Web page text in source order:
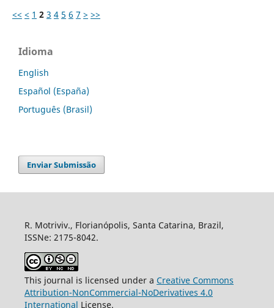
<< < 1 2 3 4 5 6 7 > >>
Idioma
English
Español (España)
Português (Brasil)
Enviar Submissão
R. Motriviv., Florianópolis, Santa Catarina, Brazil,
ISSNe: 2175-8042.
This journal is licensed under a Creative Commons
Attribution-NonCommercial-NoDerivatives 4.0
International License.